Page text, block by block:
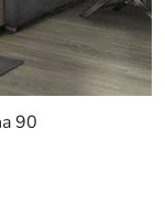
90